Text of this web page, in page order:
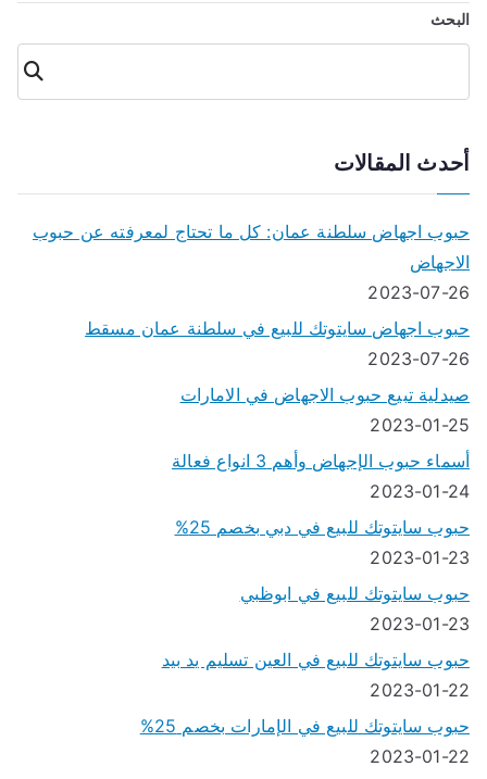
المقالات
البحث
البحث
أحدث المقالات
حبوب اجهاض سلطنة عمان: كل ما تحتاج لمعرفته عن حبوب
الاجهاض
2023-07-26
حبوب اجهاض سايتوتك للبيع في سلطنة عمان مسقط
2023-07-26
صيدلية تبيع حبوب الاجهاض في الامارات
2023-01-25
أسماء حبوب الإجهاض وأهم 3 انواع فعالة
2023-01-24
حبوب سايتوتك للبيع في دبي بخصم 25%
2023-01-23
حبوب سايتوتك للبيع في ابوظبي
2023-01-23
حبوب سايتوتك للبيع في العين تسليم يد بيد
2023-01-22
حبوب سايتوتك للبيع في الإمارات بخصم 25%
2023-01-22